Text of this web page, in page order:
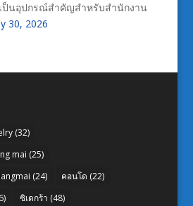
ป็นอุปกรณ์สำคัญสำหรับสำนักงาน
30, 2026
(32)
mai (25)
(24) คอนโด (22)
ซิเดกร้า (48)